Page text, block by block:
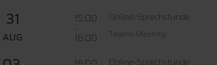
31
AUG
15:00
-
16:00
Online-Sprechstunde
Teams-Meeting
Online-Sprechstunde